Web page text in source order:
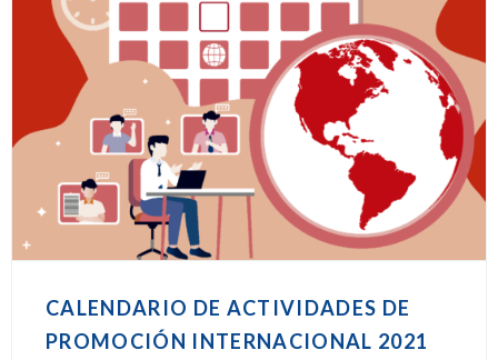
CALENDARIO DE ACTIVIDADES DE
PROMOCIÓN INTERNACIONAL 2021